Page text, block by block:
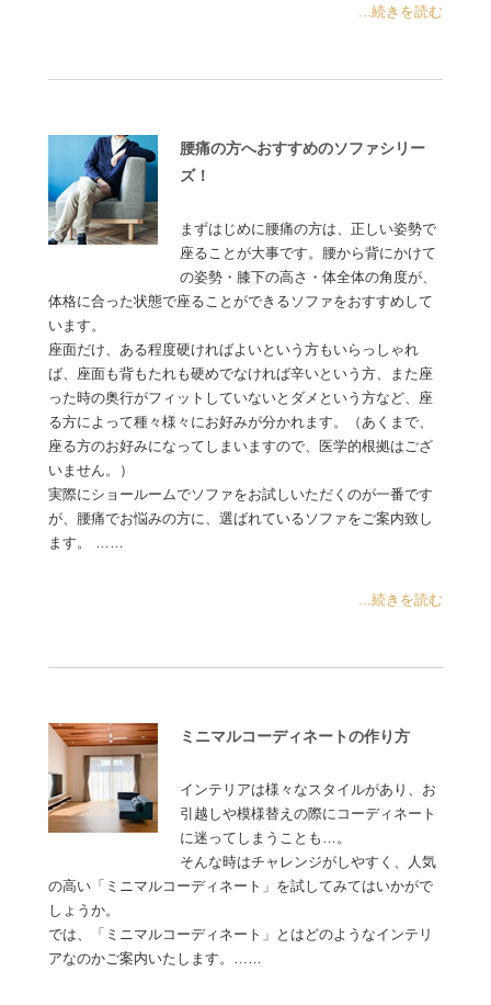
...続きを読む
腰痛の方へおすすめのソファシリー
ズ！
まずはじめに腰痛の方は、正しい姿勢で
座ることが大事です。腰から背にかけて
の姿勢・膝下の高さ・体全体の角度が、
体格に合った状態で座ることができるソファをおすすめして
います。
座面だけ、ある程度硬ければよいという方もいらっしゃれ
ば、座面も背もたれも硬めでなければ辛いという方、また座
った時の奥行がフィットしていないとダメという方など、座
る方によって種々様々にお好みが分かれます。（あくまで、
座る方のお好みになってしまいますので、医学的根拠はござ
いません。）
実際にショールームでソファをお試しいただくのが一番です
が、腰痛でお悩みの方に、選ばれているソファをご案内致し
ます。 ……
...続きを読む
ミニマルコーディネートの作り方
インテリアは様々なスタイルがあり、お
引越しや模様替えの際にコーディネート
に迷ってしまうことも…。
そんな時はチャレンジがしやすく、人気
の高い「ミニマルコーディネート」を試してみてはいかがで
しょうか。
では、「ミニマルコーディネート」とはどのようなインテリ
アなのかご案内いたします。……